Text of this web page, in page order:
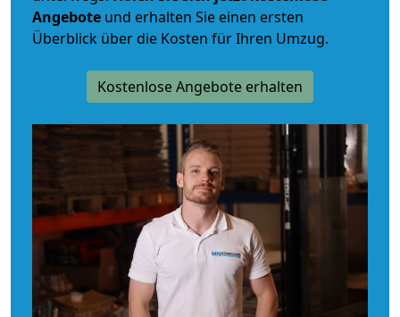
Angebote und erhalten Sie einen ersten
Überblick über die Kosten für Ihren Umzug.
Kostenlose Angebote erhalten